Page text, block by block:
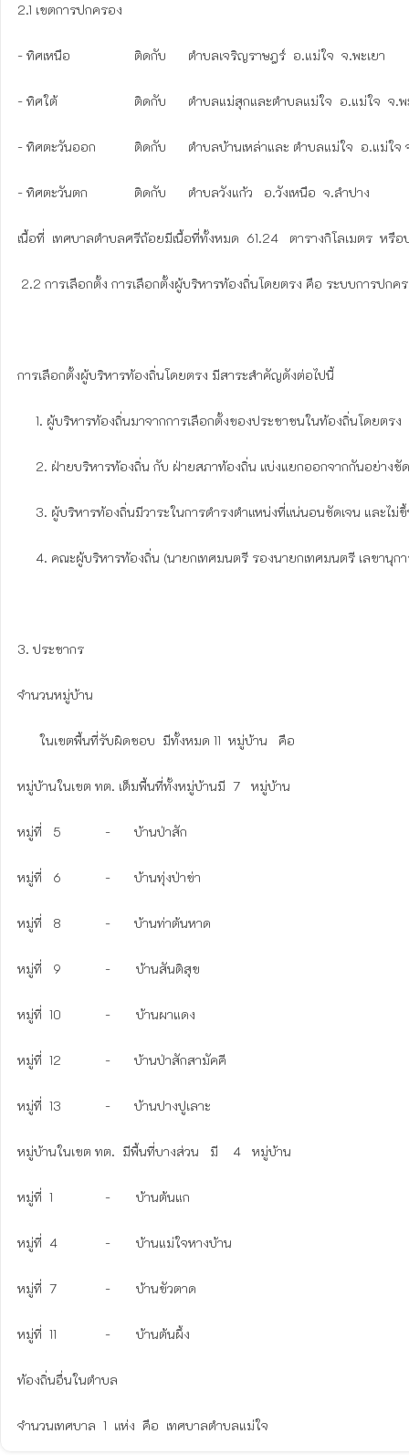
2.1 เขตการปกครอง
- ทิศเหนือ          	ติดกับ      ตำบลเจริญราษฎร์  อ.แม่ใจ  จ.พะเยา
- ทิศใต้                	ติดกับ      ตำบลแม่สุกและตำบลแม่ใจ  อ.แม่ใจ  จ.พะเยา
- ทิศตะวันออก     	ติดกับ      ตำบลบ้านเหล่าและ ตำบลแม่ใจ  อ.แม่ใจ จ.พะเยา
- ทิศตะวันตก       	ติดกับ      ตำบลวังแก้ว   อ.วังเหนือ  จ.ลำปาง
เนื้อที่  เทศบาลตำบลศรีถ้อยมีเนื้อที่ทั้งหมด  61.24   ตารางกิโลเมตร  หรื
การเลือกตั้งผู้บริหารท้องถิ่นโดยตรง มีสาระสำคัญดังต่อไปนี้
3. ประชากร
จำนวนหมู่บ้าน
หมู่บ้านในเขต ทต. เต็มพื้นที่ทั้งหมู่บ้านมี  7   หมู่บ้าน
หมู่ที่   5    	-	บ้านป่าสัก
หมู่ที่   6    	-	บ้านทุ่งป่าข่า
หมู่ที่   8       	-	บ้านท่าต้นหาด
หมู่ที่   9        	-       บ้านสันติสุข
หมู่ที่  10      	-       บ้านผาแดง
หมู่ที่  12      	-	บ้านป่าสักสามัคคี
หมู่ที่  13       	-	บ้านปางปูเลาะ
หมู่บ้านในเขต ทต.  มีพื้นที่บางส่วน   มี    4   หมู่บ้าน
หมู่ที่  1        	-       บ้านต้นแก
หมู่ที่  4        	-       บ้านแม่ใจหางบ้าน
หมู่ที่  7        	-       บ้านขัวตาด
หมู่ที่  11       	-       บ้านต้นผึ้ง
ท้องถิ่นอื่นในตำบล